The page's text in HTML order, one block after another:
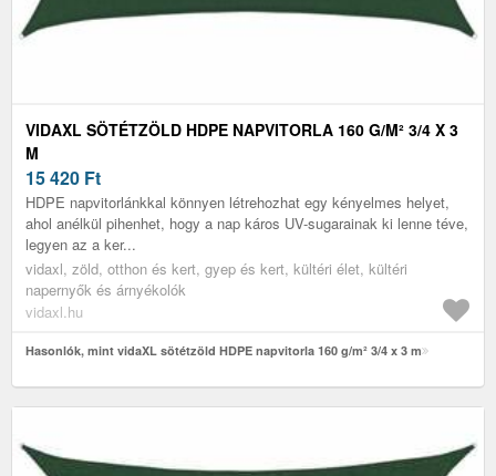
VIDAXL SÖTÉTZÖLD HDPE NAPVITORLA 160 G/M² 3/4 X 3
M
15 420 Ft
HDPE napvitorlánkkal könnyen létrehozhat egy kényelmes helyet,
ahol anélkül pihenhet, hogy a nap káros UV-sugarainak ki lenne téve,
legyen az a ker...
vidaxl, zöld, otthon és kert, gyep és kert, kültéri élet, kültéri
napernyők és árnyékolók
vidaxl.hu
Hasonlók, mint vidaXL sötétzöld HDPE napvitorla 160 g/m² 3/4 x 3 m